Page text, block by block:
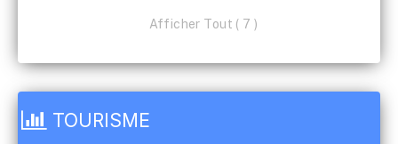
Afficher Tout ( 7 )
TOURISME